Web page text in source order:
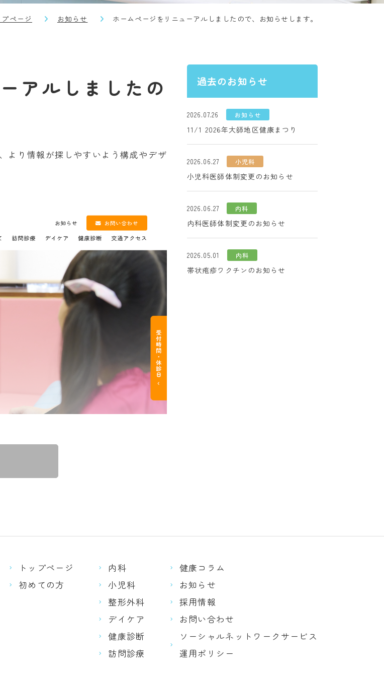
プページ お知らせ ホームページをリニューアルしましたので、お知らせします。
アルしましたの
より情報が探しやすいよう構成やデザ
過去のお知らせ
2026.07.26 お知らせ
11/1 2026年大師地区健康まつり
2026.06.27 小児科
小児科医師体制変更のお知らせ
2026.06.27 内科
内科医師体制変更のお知らせ
2026.05.01 内科
帯状疱疹ワクチンのお知らせ
トップページ
初めての方
内科
小児科
整形外科
デイケア
健康診断
訪問診療
健康コラム
お知らせ
採用情報
お問い合わせ
ソーシャルネットワークサービス
運用ポリシー